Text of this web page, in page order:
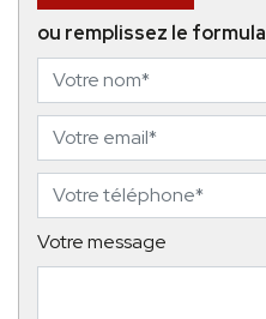
ou remplissez le
Votre message